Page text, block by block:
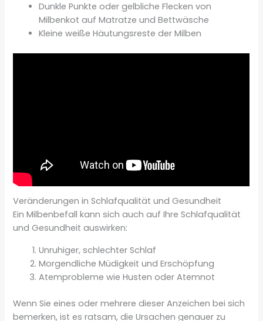
Dunkle Punkte oder gelbliche Flecken von
Milbenkot auf Matratze und Bettwäsche
Kleine weiße Häutungsreste der Milben
Veränderungen in Schlafqualität und Gesundheit
Ein Milbenbefall kann sich auch auf Ihre Schlafqualität
und Gesundheit auswirken:
Unruhiger, schlechter Schlaf
Morgendliche Müdigkeit und Erschöpfung
Atemprobleme wie Husten oder Atemnot
Wenn Sie eines oder mehrere dieser Anzeichen bei sich
bemerken, ist es ratsam, die Ursachen genauer zu